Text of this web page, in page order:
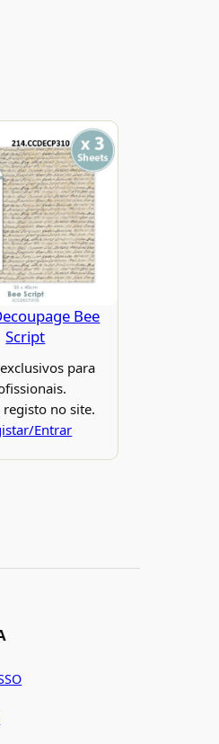
Bee
Script
para
registo no site.
Entrar